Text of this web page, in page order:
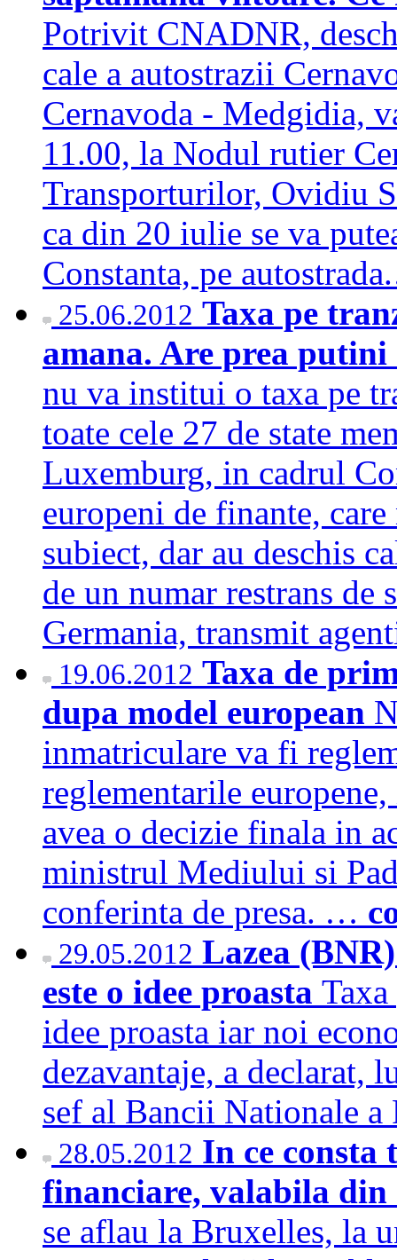
Potrivit CNADNR,
cale a autostrazii
Cernavoda - Medgidia,
11.00, la Nodul rutier
Transporturilor, Ovidiu
ca din 20 iulie se va
Constanta, pe
25.06.2012 Taxa pe
amana. Are prea
nu va institui o taxa pe
toate cele 27 de state
Luxemburg, in cadrul
europeni de finante,
subiect, dar au deschis
de un numar restrans de
Germania, transmit
19.06.2012 Taxa de
dupa model european
inmatriculare va fi
reglementarile
avea o decizie finala in
ministrul Mediului si
conferinta de presa. …
29.05.2012 Lazea
este o idee proasta
idee proasta iar noi
dezavantaje, a declarat,
sef al Bancii Nationale
28.05.2012 In ce consta
financiare, valabila
se aflau la Bruxelles, la